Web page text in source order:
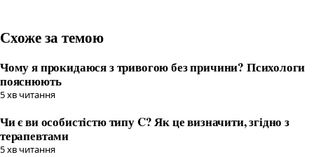
Схоже за темою
Чому я прокидаюся з тривогою без причини? Психологи
пояснюють
5хв читання
Чи є ви особистістю типу C? Як це визначити, згідно з
терапевтами
5хв читання